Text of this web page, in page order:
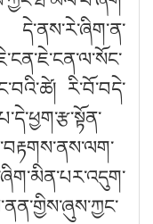
དེ་ནས་རེ་ཞིག་ན་
རི་བོ་བདེ་